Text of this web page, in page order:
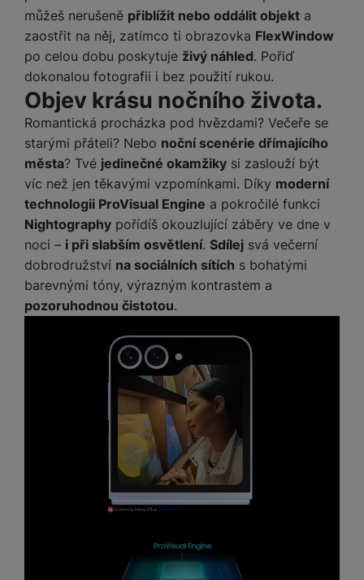
můžeš nerušeně přiblížit nebo oddálit objekt a
zaostřit na něj, zatímco ti obrazovka FlexWindow
po celou dobu poskytuje živý náhled. Pořiď
dokonalou fotografii i bez použití rukou.
Objev krásu nočního života.
Romantická procházka pod hvězdami? Večeře se
starými přáteli? Nebo noční scenérie dřímajícího
města? Tvé jedinečné okamžiky si zaslouží být
víc než jen těkavými vzpomínkami. Díky moderní
technologii ProVisual Engine a pokročilé funkci
Nightography pořídíš okouzlující záběry ve dne v
noci – i při slabším osvětlení. Sdílej svá večerní
dobrodružství na sociálních sítích s bohatými
barevnými tóny, výrazným kontrastem a
pozoruhodnou čistotou.